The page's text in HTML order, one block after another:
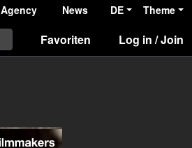
Agency News DE Theme
Favoriten Log in / Join